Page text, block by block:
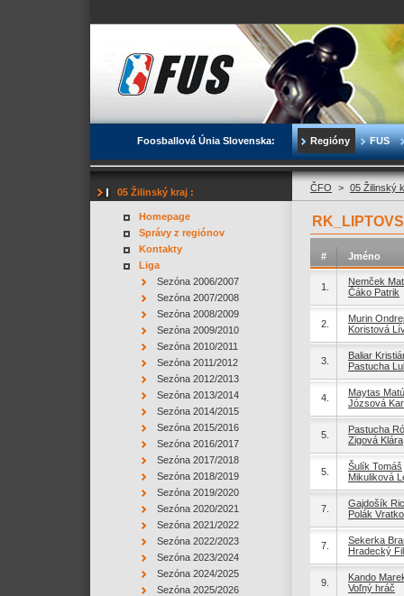
Foosballová Únia Slovenska: Regióny FUS
05 Žilinský kraj :
Homepage
Správy z regiónov
Kontakty
Liga
Sezóna 2006/2007
Sezóna 2007/2008
Sezóna 2008/2009
Sezóna 2009/2010
Sezóna 2010/2011
Sezóna 2011/2012
Sezóna 2012/2013
Sezóna 2013/2014
Sezóna 2014/2015
Sezóna 2015/2016
Sezóna 2016/2017
Sezóna 2017/2018
Sezóna 2018/2019
Sezóna 2019/2020
Sezóna 2020/2021
Sezóna 2021/2022
Sezóna 2022/2023
Sezóna 2023/2024
Sezóna 2024/2025
Sezóna 2025/2026
ČFO > 05 Žilinský
# Jméno
1.
Nemček
Čáko Patrik
2.
Murin Ondrej
Koristová
3.
Baliar
Pastucha
4.
Maytas
Józsová
5.
Pastucha
Zigová Klára
5.
Šulík Tomáš
Mikuliková
7.
Gajdošík
Polák Vratko
7.
Sekerka
Hradecký
9.
Kando
Voľný hráč